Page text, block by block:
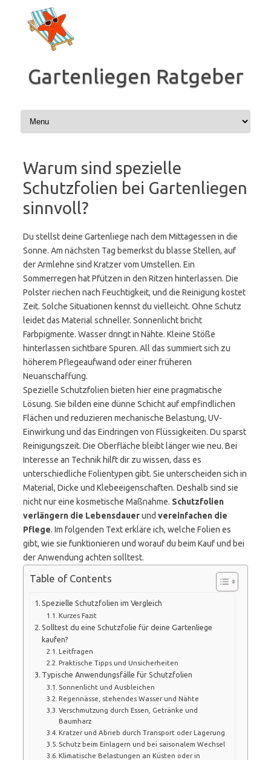
Inhalt
springen
Gartenliegen Ratgeber
Warum sind spezielle
Schutzfolien bei Gartenliegen
sinnvoll?
Du stellst deine Gartenliege nach dem Mittagessen in die
Sonne. Am nächsten Tag bemerkst du blasse Stellen, auf
der Armlehne sind Kratzer vom Umstellen. Ein
Sommerregen hat Pfützen in den Ritzen hinterlassen. Die
Polster riechen nach Feuchtigkeit, und die Reinigung kostet
Zeit. Solche Situationen kennst du vielleicht. Ohne Schutz
leidet das Material schneller. Sonnenlicht bricht
Farbpigmente. Wasser dringt in Nähte. Kleine Stöße
hinterlassen sichtbare Spuren. All das summiert sich zu
höherem Pflegeaufwand oder einer früheren
Neuanschaffung.
Spezielle Schutzfolien bieten hier eine pragmatische
Lösung. Sie bilden eine dünne Schicht auf empfindlichen
Flächen und reduzieren mechanische Belastung, UV-
Einwirkung und das Eindringen von Flüssigkeiten. Du sparst
Reinigungszeit. Die Oberfläche bleibt länger wie neu. Bei
Interesse an Technik hilft dir zu wissen, dass es
unterschiedliche Folientypen gibt. Sie unterscheiden sich in
Material, Dicke und Klebeeigenschaften. Deshalb sind sie
nicht nur eine kosmetische Maßnahme. Schutzfolien
verlängern die Lebensdauerund vereinfachen die
Pflege. Im folgenden Text erkläre ich, welche Folien es
gibt, wie sie funktionieren und worauf du beim Kauf und bei
der Anwendung achten solltest.
Table of Contents
Spezielle Schutzfolien im Vergleich
Kurzes Fazit
Solltest du eine Schutzfolie für deine Gartenliege
kaufen?
Leitfragen
Praktische Tipps und Unsicherheiten
Typische Anwendungsfälle für Schutzfolien
Sonnenlicht und Ausbleichen
Regennässe, stehendes Wasser und Nähte
Verschmutzung durch Essen, Getränke und
Baumharz
Kratzer und Abrieb durch Transport oder Lagerung
Schutz beim Einlagern und bei saisonalem Wechsel
Klimatische Belastungen an Küsten oder in